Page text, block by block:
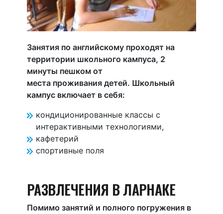
Занятия по английскому проходят на
территории школьного кампуса, 2
минуты пешком от
места проживания детей. Школьный
кампус включает в себя:
кондиционированные классы с
интерактивными технологиями,
кафетерий
спортивные поля
РАЗВЛЕЧЕНИЯ В ЛАРНАКЕ
Помимо занятий и полного погружения в